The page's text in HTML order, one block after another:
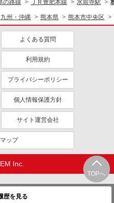
TOPへ
歴を見る
の路線 ＪＲ豊肥本線 水前寺駅
九州・沖縄 熊本県 熊本市中央区
よくある質問
利用規約
プライバシーポリシー
個人情報保護方針
サイト運営会社
ップ
Inc.